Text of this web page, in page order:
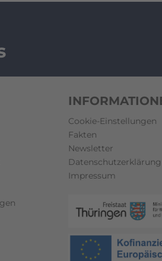
Cookie-Einstellungen
Fakten
Newsletter
Datenschutzerklärung
Impressum